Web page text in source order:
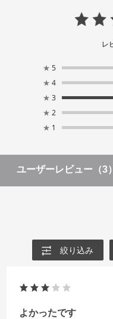
レ
★ 5
★ 4
★ 3
★ 2
★ 1
ユーザーレビュー （3）
絞り込み
よかったです